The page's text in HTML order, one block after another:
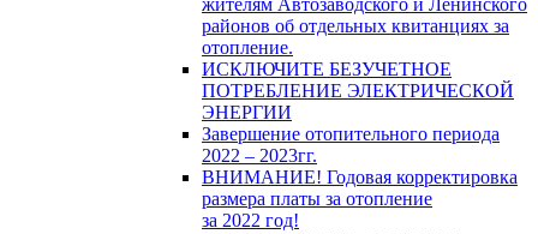
жителям Автозаводского и Ленинского
районов об отдельных квитанциях за
отопление.
ИСКЛЮЧИТЕ БЕЗУЧЕТНОЕ
ПОТРЕБЛЕНИЕ ЭЛЕКТРИЧЕСКОЙ
ЭНЕРГИИ
Завершение отопительного периода
2022 – 2023гг.
ВНИМАНИЕ! Годовая корректировка
размера платы за отопление
за 2022 год!